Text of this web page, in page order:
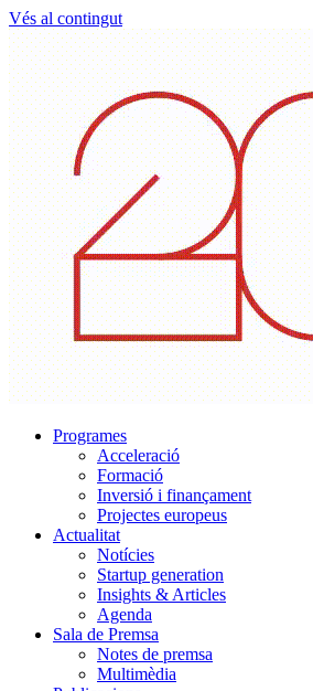
Vés al contingut
Programes
Acceleració
Formació
Inversió i finançament
Projectes europeus
Actualitat
Notícies
Startup generation
Insights & Articles
Agenda
Sala de Premsa
Notes de premsa
Multimèdia